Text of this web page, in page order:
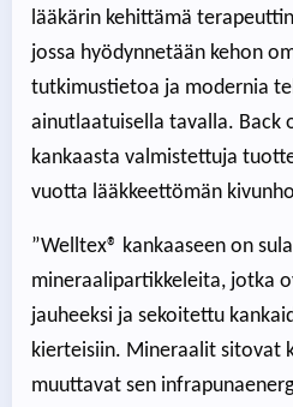
lääkärin kehittämä
jossa hyödynnetään kehon
tutkimustietoa ja modernia
ainutlaatuisella tavalla. Back
kankaasta valmistettuja
vuotta lääkkeettömän
”Welltex® kankaaseen on
mineraalipartikkeleita, jotka
jauheeksi ja sekoitettu
kierteisiin. Mineraalit sitovat
muuttavat sen